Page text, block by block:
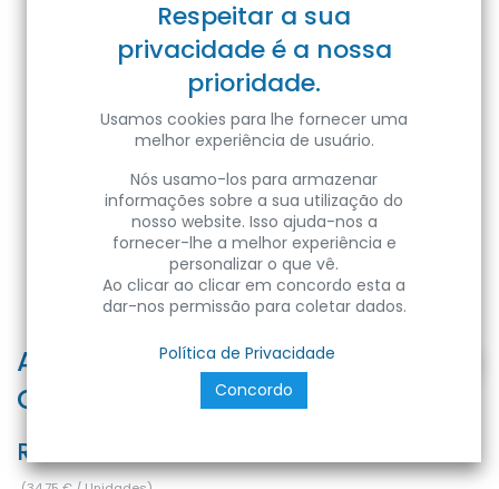
APPLIQUE IN GESSO 115x115x115 -
G9 - IP20 - Color Box
Ref:
Respeitar a sua
privacidade é a nossa
prioridade.
Usamos cookies para lhe fornecer uma
melhor experiência de usuário.
Nós usamo-los para armazenar
informações sobre a sua utilização do
nosso website. Isso ajuda-nos a
fornecer-lhe a melhor experiência e
personalizar o que vê.
Ao clicar ao clicar em concordo esta a
dar-nos permissão para coletar dados.
Política de Privacidade
Concordo